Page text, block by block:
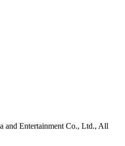
and Entertainment Co., Ltd., All